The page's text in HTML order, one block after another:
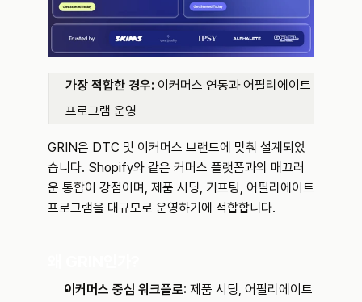
가장 적합한 경우: 이커머스 연동과 어필리에이트
프로그램 운영
GRIN은 DTC 및 이커머스 브랜드에 맞춰 설계되었
습니다. Shopify와 같은 커머스 플랫폼과의 매끄러
운 통합이 강점이며, 제품 시딩, 기프팅, 어필리에이트
프로그램을 대규모로 운영하기에 적합합니다.
이커머스 중심 워크플로: 제품 시딩, 어필리에이트